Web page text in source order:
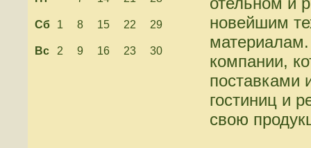
Сб 1 8 15 22 29
Вс 2 9 16 23 30
новейшим
материалам.
компании,
поставками
гостиниц и
свою